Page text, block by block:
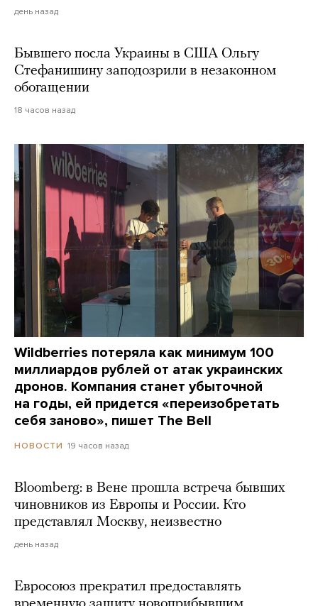
день назад
Бывшего посла Украины в США Ольгу
Стефанишину заподозрили в незаконном
обогащении
18 часов назад
Wildberries потеряла как минимум 100
миллиардов рублей от атак украинских
дронов. Компания станет убыточной
на годы, ей придется «переизобретать
себя заново», пишет The Bell
НОВОСТИ 19 часов назад
Bloomberg: в Вене прошла встреча бывших
чиновников из Европы и России. Кто
представлял Москву, неизвестно
день назад
Евросоюз прекратил предоставлять